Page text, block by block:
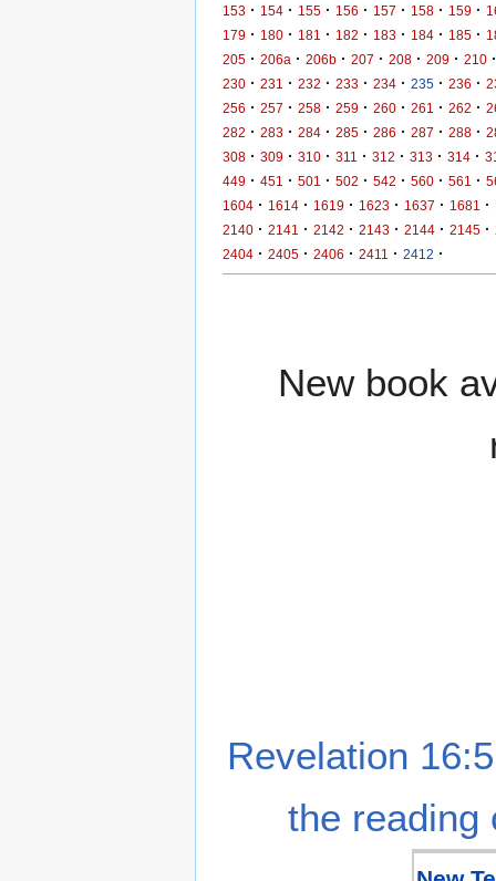
153 · 154 · 155 · 156 · 157 · 158 · 159 ·
179 · 180 · 181 · 182 · 183 · 184 · 185 ·
205 · 206a · 206b · 207 · 208 · 209 · 210 ·
230 · 231 · 232 · 233 · 234 · 235 · 236 ·
256 · 257 · 258 · 259 · 260 · 261 · 262 ·
282 · 283 · 284 · 285 · 286 · 287 · 288 ·
308 · 309 · 310 · 311 · 312 · 313 · 314 ·
449 · 451 · 501 · 502 · 542 · 560 · 561 ·
1604 · 1614 · 1619 · 1623 · 1637 · 1681 ·
2140 · 2141 · 2142 · 2143 · 2144 · 2145 ·
2404 · 2405 · 2406 · 2411 · 2412 ·
New book
Revelation
the reading